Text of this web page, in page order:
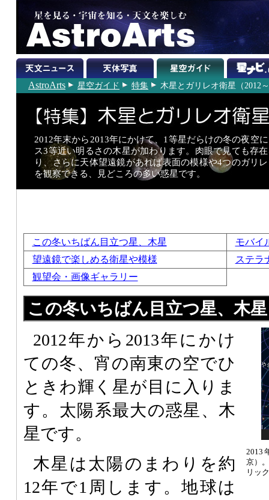
AstroArts 星空ガイド 特集 木星とガリレオ衛星（2012
2012年末から2013年にかけて、1等星だらけの冬の夜空
ス3等近い明るさの木星が加わります。肉眼で見ても存
り、さらに天体望遠鏡があれば表面の模様や4つのガリ
を観察できる、見どころの多い惑星です。
この冬いちばん目立つ星、木星
モバイ
望遠鏡で楽しめる衛星や模様
ステラ
観望会・画像ギャラリー
この冬いちばん目立つ星、木星
2013
京）
リッ
2012年から2013年にかけ
ての冬、宵の南東の空でひ
ときわ輝く星が目に入りま
す。太陽系最大の惑星、木
星です。
木星は太陽のまわりを約
12年で1周します。地球は